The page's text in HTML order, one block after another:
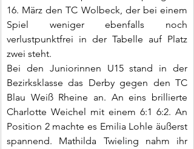
16. März den TC Wolbeck, der bei einem
Spiel weniger ebenfalls noch
verlustpunktfrei in der Tabelle auf Platz
zwei steht.
Bei den Juniorinnen U15 stand in der
Bezirksklasse das Derby gegen den TC
Blau Weiß Rheine an. An eins brillierte
Charlotte Weichel mit einem 6:1 6:2. An
Position 2 machte es Emilia Lohle äußerst
spannend. Mathilda Twieling nahm ihr